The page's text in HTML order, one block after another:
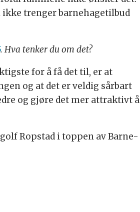
ikke trenger barnehagetilbud
. Hva tenker du om det?
for å få det til, er at
og at det er veldig sårbart
og gjøre det mer attraktivt å
Ropstad i toppen av Barne-